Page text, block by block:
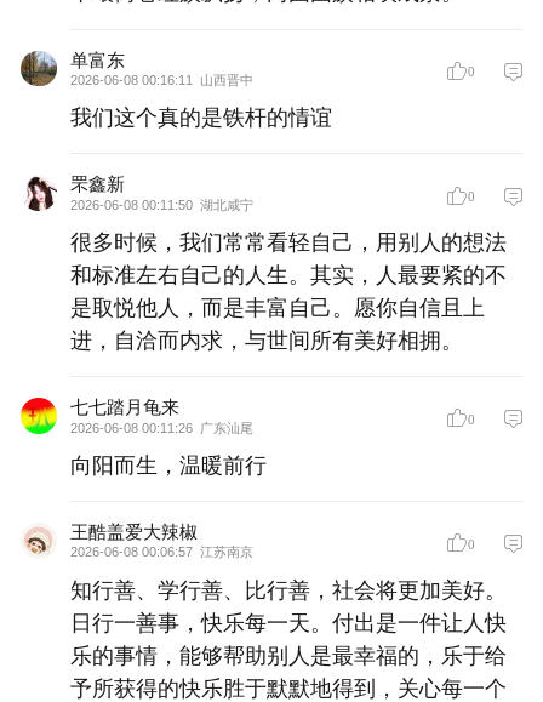
单富东
2026-06-08 00:16:11 山西晋中
0
我们这个真的是铁杆的情谊
罘鑫新
2026-06-08 00:11:50 湖北咸宁
0
很多时候，我们常常看轻自己，用别人的想法
和标准左右自己的人生。其实，人最要紧的不
是取悦他人，而是丰富自己。愿你自信且上
进，自洽而内求，与世间所有美好相拥。
七七踏月龟来
2026-06-08 00:11:26 广东汕尾
0
向阳而生，温暖前行
王酷盖爱大辣椒
2026-06-08 00:06:57 江苏南京
0
知行善、学行善、比行善，社会将更加美好。
日行一善事，快乐每一天。付出是一件让人快
乐的事情，能够帮助别人是最幸福的，乐于给
予所获得的快乐胜于默默地得到，关心每一个